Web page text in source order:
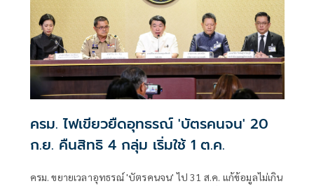
ครม. ไฟเขียวยืดอุทธรณ์ 'บัตรคนจน' 20
ก.ย. คืนสิทธิ 4 กลุ่ม เริ่มใช้ 1 ต.ค.
ครม. ขยายเวลาอุทธรณ์ 'บัตรคนจน' ไป 31 ส.ค. แก้ข้อมูลไม่เกิน